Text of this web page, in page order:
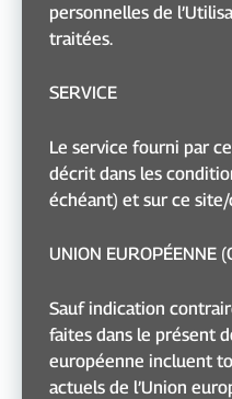
personnelles de
traitées.
SERVICE
Le service fourni par
décrit dans les
échéant) et sur ce
UNION EUROPÉENNE
Sauf indication
faites dans le présent
européenne incluent
actuels de l’Union